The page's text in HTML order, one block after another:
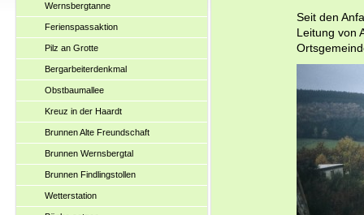
Wernsbergtanne
Ferienspassaktion
Pilz an Grotte
Bergarbeiterdenkmal
Obstbaumallee
Kreuz in der Haardt
Brunnen Alte Freundschaft
Brunnen Wernsbergtal
Brunnen Findlingstollen
Wetterstation
Seit den
Leitung von